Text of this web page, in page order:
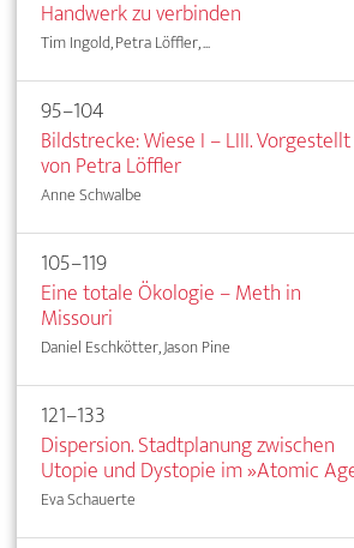
Handwerk zu verbinden
Tim Ingold, Petra Löffler, ...
95–104
Bildstrecke: Wiese I – LIII. Vorgestellt
von Petra Löffler
Anne Schwalbe
105–119
Eine totale Ökologie – Meth in
Missouri
Daniel Eschkötter, Jason Pine
121–133
Dispersion. Stadtplanung zwischen
Utopie und Dystopie im »Atomic
Eva Schauerte